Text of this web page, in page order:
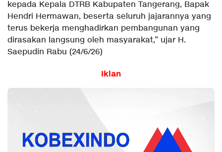
kepada Kepala DTRB Kabupaten Tangerang, Bapak
Hendri Hermawan, beserta seluruh jajarannya yang
terus bekerja menghadirkan pembangunan yang
dirasakan langsung oleh masyarakat,” ujar H.
Saepudin Rabu (24/6/26)
Iklan